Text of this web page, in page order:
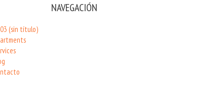
NAVEGACIÓN
(sin título)